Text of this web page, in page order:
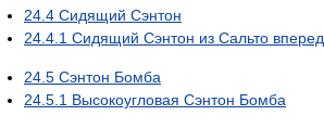
24.4 Сидящий Сэнтон
24.4.1 Сидящий Сэнтон из Сальто вперед
24.5 Сэнтон Бомба
24.5.1 Высокоугловая Сэнтон Бомба